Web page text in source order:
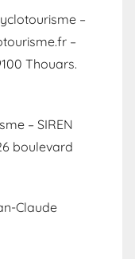
–
–
Thouars.
– SIREN
boulevard
Claude